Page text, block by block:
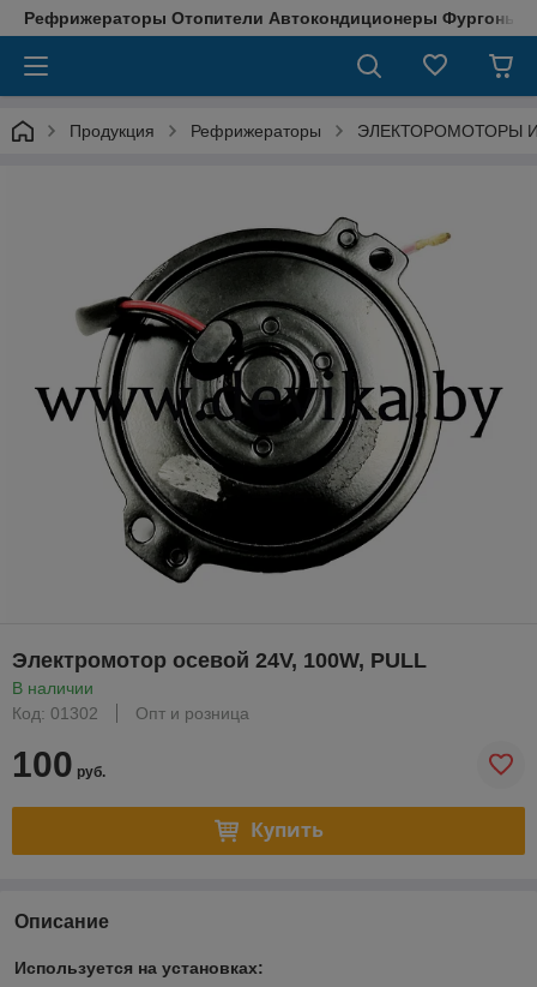
Рефрижераторы Отопители Автокондиционеры Фургоны
Продукция Рефрижераторы ЭЛЕКТОРОМОТОРЫ
Электромотор осевой 24V, 100W, PULL
В наличии
Код: 01302
Опт и розница
100 руб.
Купить
Описание
Используется на установках: